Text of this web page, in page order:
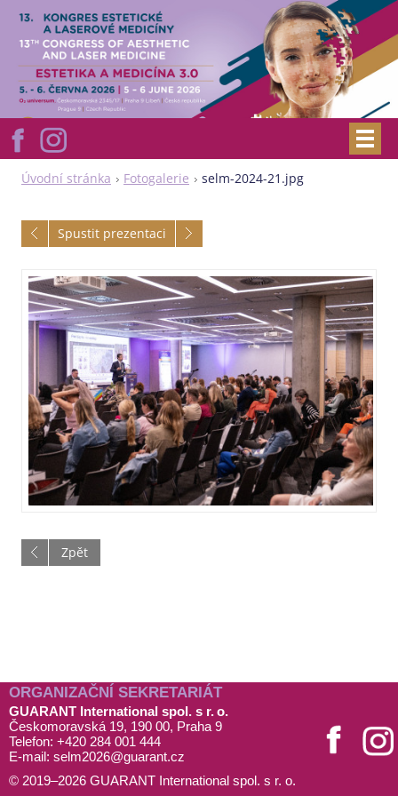
Úvodní stránka Fotogalerie selm-2024-21.jpg
Spustit prezentaci
Zpět
ORGANIZAČNÍ SEKRETARIÁT
GUARANT International spol. s r. o.
Českomoravská 19, 190 00, Praha 9
Telefon: +420 284 001 444
E-mail: selm2026@guarant.cz
© 2019–2026 GUARANT International spol. s r. o.